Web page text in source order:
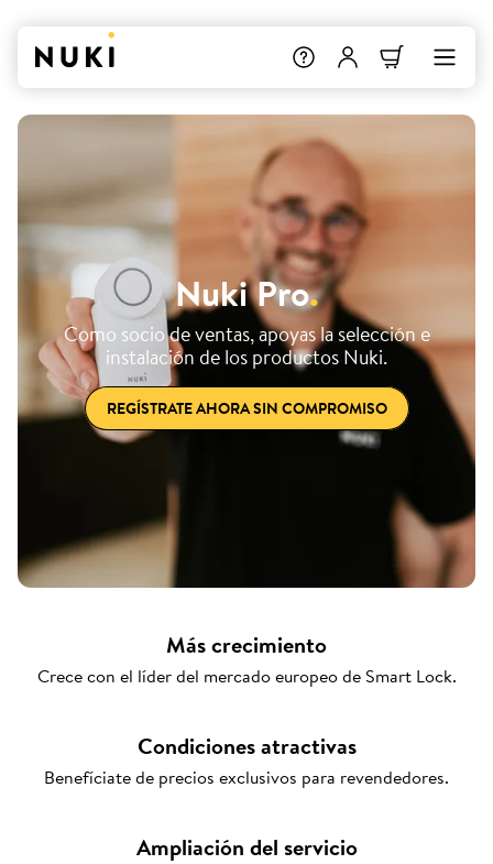
Nuki Pro.
Como socio de ventas, apoyas la selección e
instalación de los productos Nuki.
REGÍSTRATE AHORA SIN COMPROMISO
Más crecimiento
Crece con el líder del mercado europeo de Smart Lock.
Condiciones atractivas
Benefíciate de precios exclusivos para revendedores.
Ampliación del servicio